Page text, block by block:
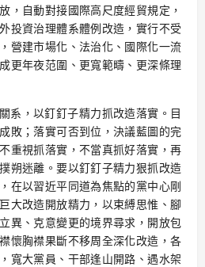
，自動對接國際高尺度經貿規定，
投資治理體系體例改造，實行不受
營建市場化、法治化、國際化一流
更年夜范圍、更寬範疇、更深條理
系，以釘釘子精力抓改造落實。目
敗；落實可否到位，決議藍圖的完
重視抓落實，不當真抓好落實，再
朔迷離。要以釘釘子精力狠抓改造
在以習近平同道為焦點的黨中心剛
大改造開放精力，以束縛思惟、腳
異、克意變更的境界尋求，開放包
懷胸襟果斷不移周全深化改造，各
寬大黨員、干部逢山開路、遇水架